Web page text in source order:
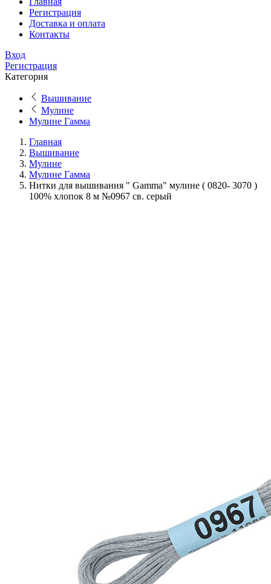
Регистрация
Доставка и оплата
Контакты
Вход
Регистрация
Категория
Вышивание
Мулине
Мулине Гамма
Главная
Вышивание
Мулине
Мулине Гамма
Нитки для вышивания " Gamma" мулине ( 0820- 3070 )
100% хлопок 8 м №0967 св. серый